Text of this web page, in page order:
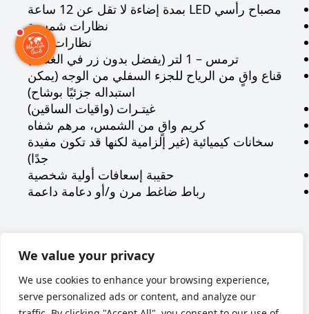
We value your privacy
We use cookies to enhance your browsing experience,
serve personalized ads or content, and analyze our
مصباح رأسي LED بمدة إضاءة لا تقل عن 12 ساعة
نظارات شمسية
نظارات تزلج
ترمس – 1 لتر (يفضل بدون زر في الغطاء)
قناع واقٍ من الرياح للجزء السفلي من الوجه (يمكن
استبداله جزئيًا بوشاح)
غيتـرات (واقيات الساقين)
كريم واقٍ من الشمس، مرهم شفاه
سخانات كيميائية (غير إلزامية لكنها قد تكون مفيدة
جدًا)
حقيبة إسعافات أولية شخصية
رباط ضاغط مرن و/أو دعامة داعمة
Наверх